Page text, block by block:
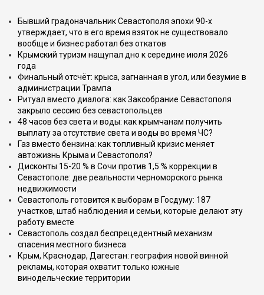
Бывший градоначальник Севастополя эпохи 90-х
утверждает, что в его время взяток не существовало
вообще и бизнес работал без откатов
Крымский туризм нащупал дно к середине июля 2026
года
Финальный отсчёт: крыса, загнанная в угол, или безумие в
администрации Трампа
Ритуал вместо диалога: как Заксобрание Севастополя
закрыло сессию без севастопольцев
48 часов без света и воды: как крымчанам получить
выплату за отсутствие света и воды во время ЧС?
Газ вместо бензина: как топливный кризис меняет
автожизнь Крыма и Севастополя?
Дисконты 15-20 % в Сочи против 1,5 % коррекции в
Севастополе: две реальности черноморского рынка
недвижимости
Севастополь готовится к выборам в Госдуму: 187
участков, штаб наблюдения и семьи, которые делают эту
работу вместе
Севастополь создал беспрецедентный механизм
спасения местного бизнеса
Крым, Краснодар, Дагестан: география новой винной
рекламы, которая охватит только южные
винодельческие территории